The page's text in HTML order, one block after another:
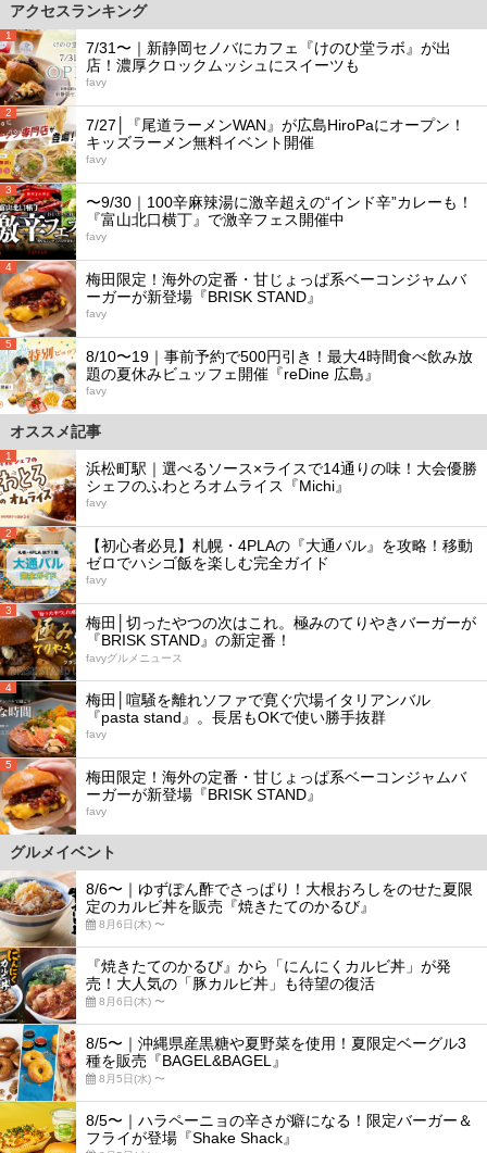
アクセスランキング
1
7/31〜｜新静岡セノバにカフェ『けのひ堂ラボ』が出
店！濃厚クロックムッシュにスイーツも
favy
2
7/27│『尾道ラーメンWAN』が広島HiroPaにオープン！
キッズラーメン無料イベント開催
favy
3
〜9/30｜100辛麻辣湯に激辛超えの“インド辛”カレーも！
『富山北口横丁』で激辛フェス開催中
favy
4
梅田限定！海外の定番・甘じょっぱ系ベーコンジャムバ
ーガーが新登場『BRISK STAND』
favy
5
8/10〜19｜事前予約で500円引き！最大4時間食べ飲み放
題の夏休みビュッフェ開催『reDine 広島』
favy
オススメ記事
1
浜松町駅｜選べるソース×ライスで14通りの味！大会優勝
シェフのふわとろオムライス『Michi』
favy
2
【初心者必見】札幌・4PLAの『大通バル』を攻略！移動
ゼロでハシゴ飯を楽しむ完全ガイド
favy
3
梅田│切ったやつの次はこれ。極みのてりやきバーガーが
『BRISK STAND』の新定番！
favyグルメニュース
4
梅田│喧騒を離れソファで寛ぐ穴場イタリアンバル
『pasta stand』。長居もOKで使い勝手抜群
favy
5
梅田限定！海外の定番・甘じょっぱ系ベーコンジャムバ
ーガーが新登場『BRISK STAND』
favy
グルメイベント
8/6〜｜ゆずぽん酢でさっぱり！大根おろしをのせた夏限
定のカルビ丼を販売『焼きたてのかるび』
8月6日(木) 〜
『焼きたてのかるび』から「にんにくカルビ丼」が発
売！大人気の「豚カルビ丼」も待望の復活
8月6日(木) 〜
8/5〜｜沖縄県産黒糖や夏野菜を使用！夏限定ベーグル3
種を販売『BAGEL&BAGEL』
8月5日(水) 〜
8/5〜｜ハラペーニョの辛さが癖になる！限定バーガー＆
フライが登場『Shake Shack』